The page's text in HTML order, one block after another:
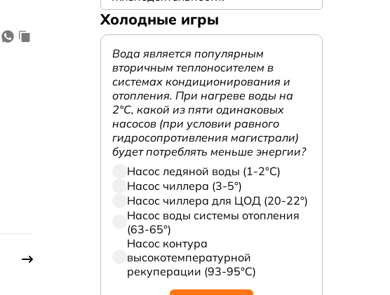
Холодные игры
Вода является популярным
вторичным теплоносителем в
системах кондиционирования и
отопления. При нагреве воды на
2°С, какой из пяти одинаковых
насосов (при условии равного
гидросопротивления магистрали)
будет потреблять меньше энергии?
Насос ледяной воды (1-2°С)
Насос чиллера (3-5°)
Насос чиллера для ЦОД (20-22°)
Насос воды системы отопления
(63-65°)
Насос контура
высокотемпературной
рекуперации (93-95°С)